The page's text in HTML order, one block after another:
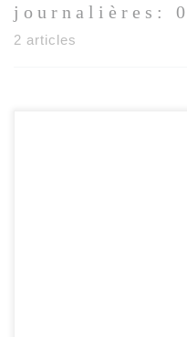
journalières:
2 articles